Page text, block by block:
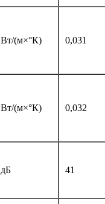
Вт/(м×°К) 0,031
Вт/(м×°К) 0,032
дБ 41